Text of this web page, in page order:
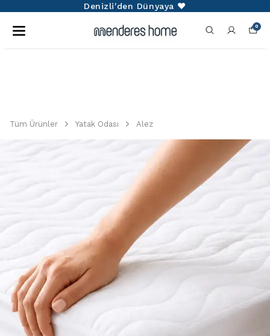
Denizli'den Dünyaya ❤️
0
Tüm Ürünler Yatak Odası Alez